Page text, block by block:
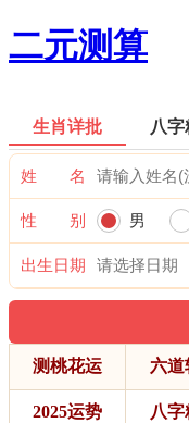
二元测算
生肖详批 八
姓 名
性 别 男
出生日期
测桃花运 六道
2025运势 八字